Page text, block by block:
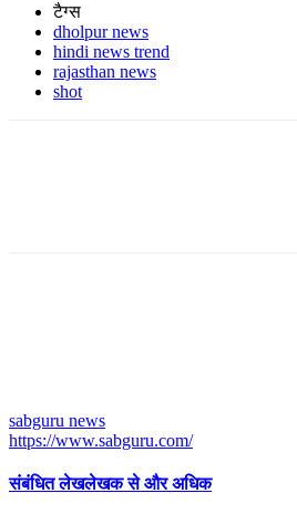
टैग्स
dholpur news
hindi news trend
rajasthan news
shot
sabguru news
https://www.sabguru.com/
संबंधित लेखलेखक से और अधिक